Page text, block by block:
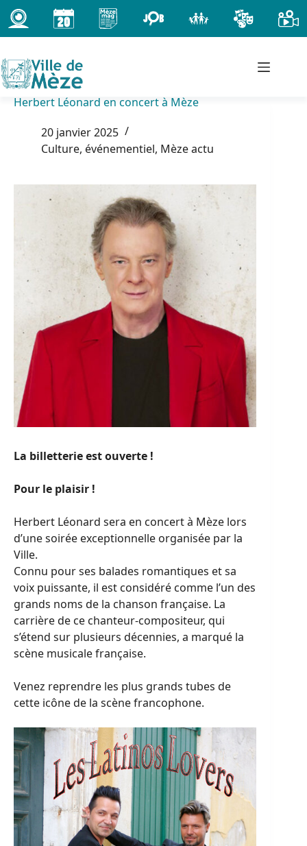
Passer
au
contenu
Herbert Léonard en concert à Mèze
20 janvier 2025
Culture, événementiel, Mèze actu
La billetterie est ouverte !
Pour le plaisir !
Herbert Léonard sera en concert à Mèze lors
d’une soirée exceptionnelle organisée par la
Ville.
Connu pour ses balades romantiques et sa
voix puissante, il est considéré comme l’un des
grands noms de la chanson française. La
carrière de ce chanteur-compositeur, qui
s’étend sur plusieurs décennies, a marqué la
scène musicale française.
Venez reprendre les plus grands tubes de
cette icône de la scène francophone.